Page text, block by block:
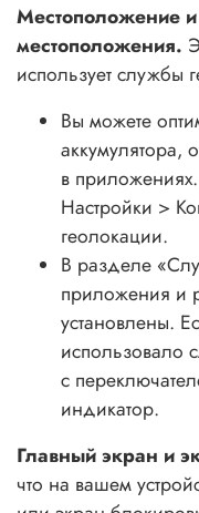
Местоположение
местоположения.
использует службы
Вы можете
аккумулятора,
в
Настройки >
геолокации.
В разделе
приложения и
установлены.
использовало
с
индикатор.
Главный экран и
что на вашем